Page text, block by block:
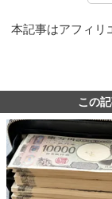
本記事はアフィリ
この